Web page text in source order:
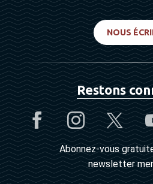
NOUS
Restons
Abonnez-vous
newsletter